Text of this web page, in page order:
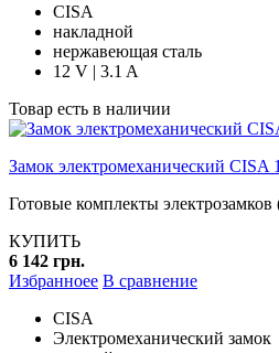
CISA
накладной
нержавеющая сталь
12 V | 3.1 A
Товар есть в наличии
Замок электромеханический CISA
Готовые комплекты
КУПИТЬ
6 142 грн.
Избранноее В сравнение
CISA
Электромеханический замок